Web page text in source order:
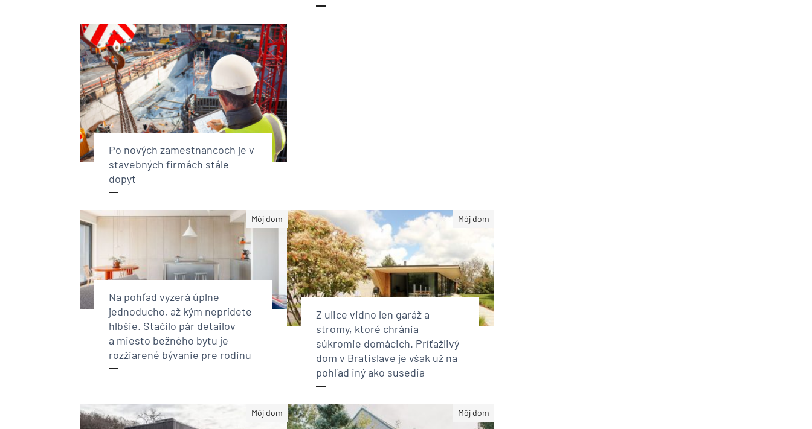
Po nových zamestnancoch je v
stavebných firmách stále
dopyt
Môj dom
Na pohľad vyzerá úplne
jednoducho, až kým neprídete
hlbšie. Stačilo pár detailov
a miesto bežného bytu je
rozžiarené bývanie pre rodinu
Môj dom
Z ulice vidno len garáž a
stromy, ktoré chránia
súkromie domácich. Príťažlivý
dom v Bratislave je však už na
pohľad iný ako susedia
Môj dom Môj dom